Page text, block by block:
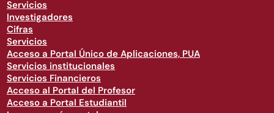
Servicios
Investigadores
Cifras
Servicios
Acceso a Portal Único de Aplicaciones, PUA
Servicios institucionales
Servicios Financieros
Acceso al Portal del Profesor
Acceso a Portal Estudiantil